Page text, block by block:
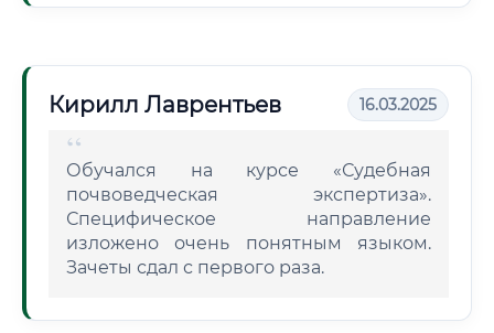
Кирилл Лаврентьев 16.03.2025
Обучался на курсе «Судебная
почвоведческая экспертиза».
Специфическое направление
изложено очень понятным языком.
Зачеты сдал с первого раза.